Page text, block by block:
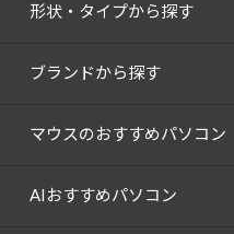
形状・タイプから探す
ブランドから探す
マウスのおすすめパソコン
AIおすすめパソコン